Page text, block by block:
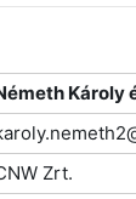
Károly
Zrt.